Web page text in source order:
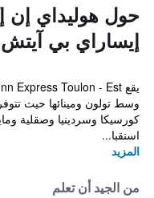
حول هوليداي
إيساراي بي
وسط تولون ومينائها حيث
كورسيكا وسردينيا وصقلية
استقبا...
المزيد
من الجيد أن تعلم